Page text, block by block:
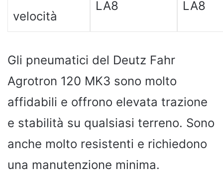
velocità
LA8 LA8
Gli pneumatici del Deutz Fahr
Agrotron 120 MK3 sono molto
affidabili e offrono elevata trazione
e stabilità su qualsiasi terreno. Sono
anche molto resistenti e richiedono
una manutenzione minima.